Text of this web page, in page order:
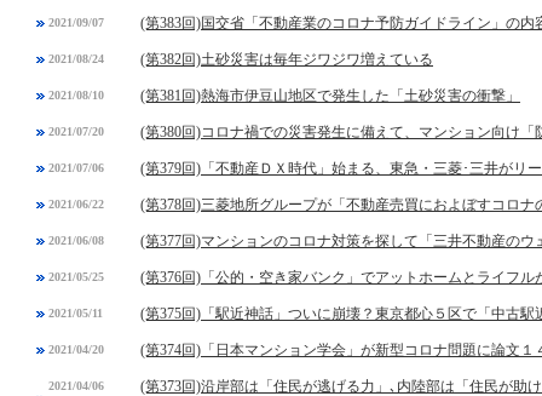
2021/09/07 (第383回)国交省「不動産業のコロナ予防ガイドライン」の内
2021/08/24 (第382回)土砂災害は毎年ジワジワ増えている
2021/08/10 (第381回)熱海市伊豆山地区で発生した「土砂災害の衝撃」
2021/07/20 (第380回)コロナ禍での災害発生に備えて、マンション向け「
2021/07/06 (第379回)「不動産ＤＸ時代」始まる、東急・三菱･三井がリ
2021/06/22 (第378回)三菱地所グループが「不動産売買におよぼすコロナ
2021/06/08 (第377回)マンションのコロナ対策を探して「三井不動産のウ
2021/05/25 (第376回)「公的・空き家バンク」でアットホームとライフル
2021/05/11 (第375回)「駅近神話」ついに崩壊？東京都心５区で「中古駅
2021/04/20 (第374回)「日本マンション学会」が新型コロナ問題に論文１
2021/04/06
(第373回)沿岸部は「住民が逃げる力」､内陸部は「住民が助